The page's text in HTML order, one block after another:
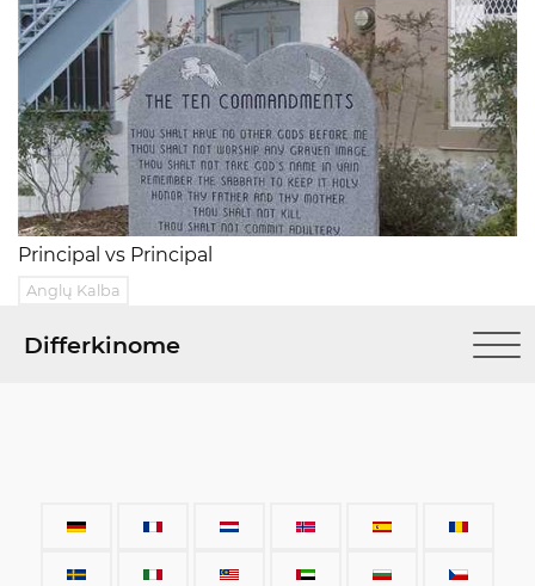
Principal vs Principal
Anglų Kalba
Differkinome